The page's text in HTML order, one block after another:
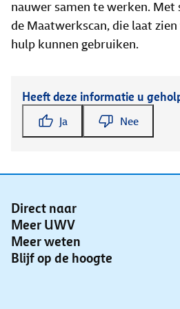
nauwer samen te werken. Met
de Maatwerkscan, die laat
hulp kunnen gebruiken.
Heeft deze informatie u
Ja Nee
Direct naar
Meer UWV
Meer weten
Blijf op de hoogte